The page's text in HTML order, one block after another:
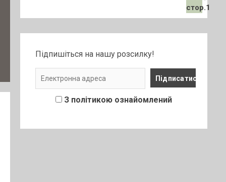
Підпишіться на нашу розсилку!
З політикою ознайомлений